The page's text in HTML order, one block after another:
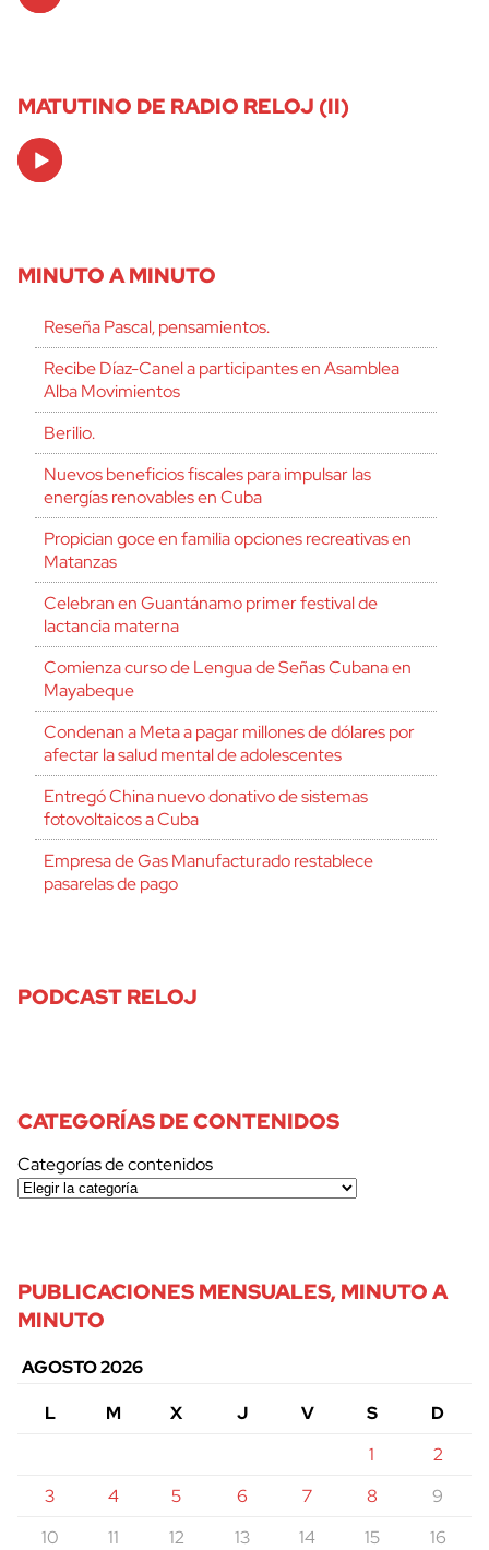
MATUTINO DE RADIO RELOJ (II)
Audio
Player
MINUTO A MINUTO
Reseña Pascal, pensamientos.
Recibe Díaz-Canel a participantes en Asamblea
Alba Movimientos
Berilio.
Nuevos beneficios fiscales para impulsar las
energías renovables en Cuba
Propician goce en familia opciones recreativas en
Matanzas
Celebran en Guantánamo primer festival de
lactancia materna
Comienza curso de Lengua de Señas Cubana en
Mayabeque
Condenan a Meta a pagar millones de dólares por
afectar la salud mental de adolescentes
Entregó China nuevo donativo de sistemas
fotovoltaicos a Cuba
Empresa de Gas Manufacturado restablece
pasarelas de pago
PODCAST RELOJ
CATEGORÍAS DE CONTENIDOS
Categorías de contenidos
PUBLICACIONES MENSUALES, MINUTO A
MINUTO
AGOSTO 2026
L
M X J V S
D
1
2
3
4 5 6 7 8
9
10
11 12 13 14 15
16